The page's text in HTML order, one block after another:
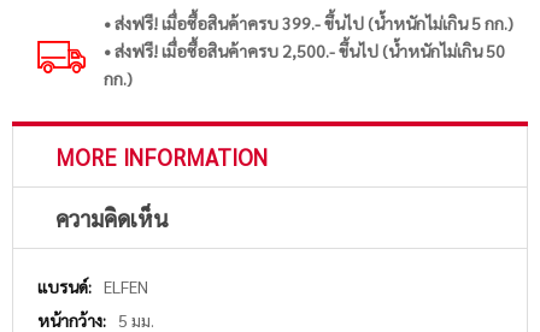
• ส่งฟรี! เมื่อซื้อสินค้าครบ 399.- ขึ้นไป (น้ำหนักไม่เกิน 5 กก.)
• ส่งฟรี! เมื่อซื้อสินค้าครบ 2,500.- ขึ้นไป (น้ำหนักไม่เกิน 50
กก.)
MORE INFORMATION
ความคิดเห็น
More
Information
ELFEN
5 มม.